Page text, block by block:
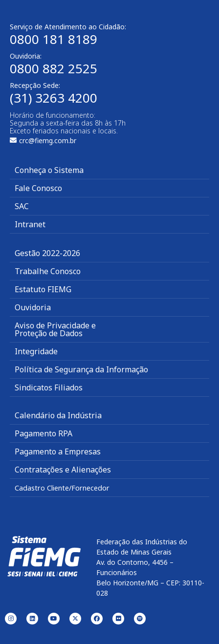
Serviço de Atendimento ao Cidadão:
0800 181 8189
Ouvidoria:
0800 882 2525​
Recepção Sede:
(31) 3263 4200
Horário de funcionamento:
Segunda a sexta-feira das 8h às 17h
Exceto feriados nacionais e locais.
crc@fiemg.com.br
Conheça o Sistema
Fale Conosco
SAC
Intranet
Gestão 2022-2026
Trabalhe Conosco
Estatuto FIEMG
Ouvidoria
Aviso de Privacidade e
Proteção de Dados
Integridade
Política de Segurança da Informação
Sindicatos Filiados
Calendário da Indústria
Pagamento RPA
Pagamento a Empresas
Contratações e Alienações
Cadastro Cliente/Fornecedor
Federação das Indústrias do
Estado de Minas Gerais
Av. do Contorno, 4456 –
Funcionários
Belo Horizonte/MG – CEP: 30110-
028